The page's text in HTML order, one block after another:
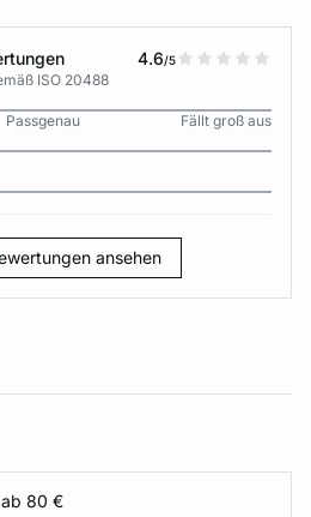
4.6/5
ISO 20488
Passgenau
Fällt groß aus
ansehen
ab 80 €